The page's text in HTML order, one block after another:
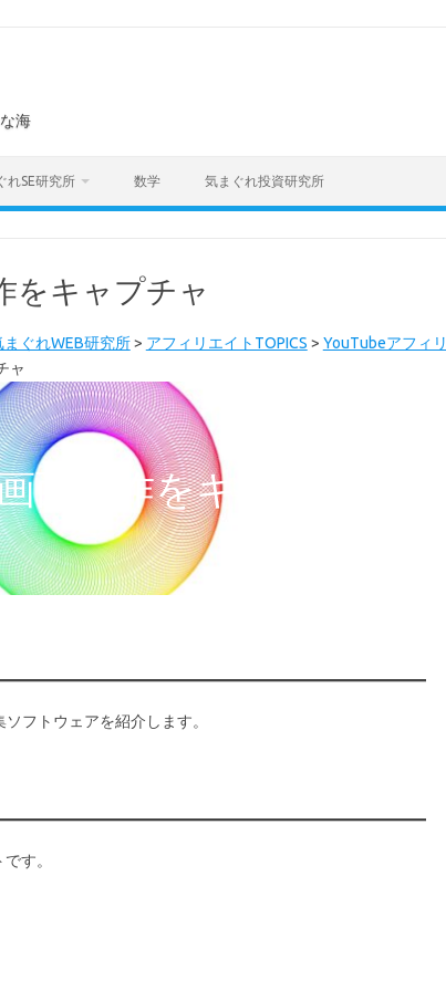
海
れSE研究所 数学 気まぐれ投資研究所
をキャプチャ
まぐれWEB研究所> アフィリエイトTOPICS > YouTubeアフィリ
ャ
面操作をキャプチャ
フトウェアを紹介します。
す。